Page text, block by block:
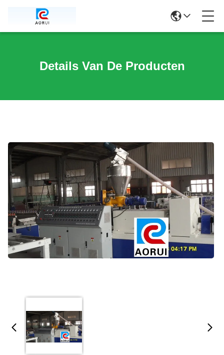
Details Van De Producten